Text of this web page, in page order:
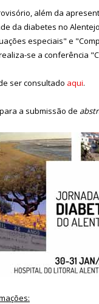
além da
da diabetes no
especiais" e
se a conferência
ser consultado aqui.
a submissão de